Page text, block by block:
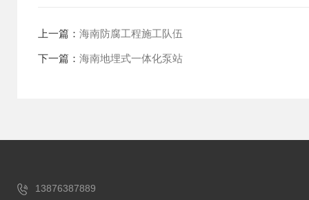
上一篇： 海南防腐工程施工队伍
下一篇： 海南地埋式一体化泵站
13876387889